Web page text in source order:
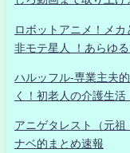
ロボットアニメ！メカ
非モテ星人 ！あらゆ
ハルッフル-専業主夫
く！初老人の介護生活
アニゲタレスト（元
ナベ的まとめ速報